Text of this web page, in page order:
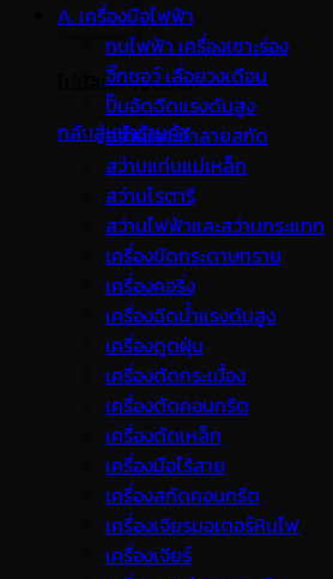
ไม่มีสินค้าในตะกร้า
กลับสู่หน้าร้านค้า
A. เครื่องมือไฟฟ้า
กบไฟฟ้า เครื่องเซาะร่อง
จิ๊กซอว์ เลื่อยวงเดือน
ปั๊มอัดฉีดแรงดันสูง
สว่านเจาะทำลายสกัด
สว่านแท่นแม่เหล็ก
สว่านโรตารี
สว่านไฟฟ้าและสว่านกระแทก
เครื่องขัดกระดาษทราย
เครื่องคอริ่ง
เครื่องฉีดน้ำแรงดันสูง
เครื่องดูดฝุ่น
เครื่องตัดกระเบื้อง
เครื่องตัดคอนกรีต
เครื่องตัดเหล็ก
เครื่องมือไร้สาย
เครื่องสกัดคอนกรีต
เครื่องเจียรมอเตอร์หินไฟ
เครื่องเจียร์